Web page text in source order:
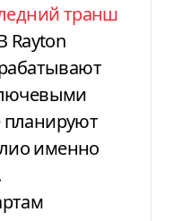
транш
Rayton
именно